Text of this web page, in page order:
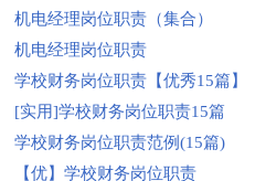
机电经理岗位职责（集合）
机电经理岗位职责
学校财务岗位职责【优秀15篇】
[实用]学校财务岗位职责15篇
学校财务岗位职责范例(15篇)
【优】学校财务岗位职责